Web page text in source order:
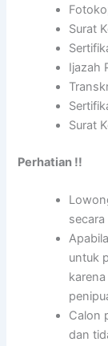
Surat
Ijazah
Surat
Perhatian !!
untuk
Calon
dan